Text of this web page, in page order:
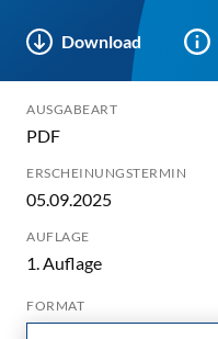
Download
AUSGABEART
PDF
ERSCHEINUNGSTERMIN
05.09.2025
AUFLAGE
1. Auflage
FORMAT